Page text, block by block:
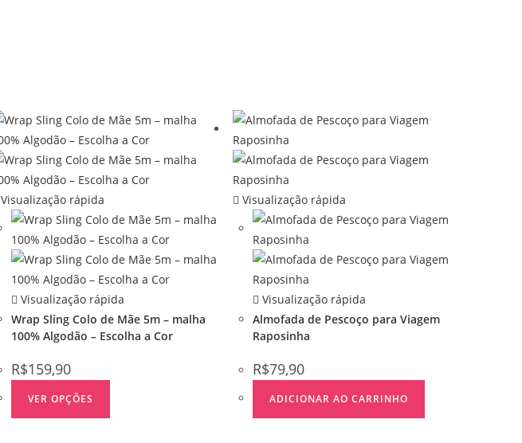
Visualização rápida
Visualização rápida
Wrap Sling Colo de Mãe 5m – malha
100% Algodão – Escolha a Cor
R$159,90
VER OPÇÕES
Visualização rápida
Visualização rápida
Almofada de Pescoço para Viagem
Raposinha
R$79,90
ADICIONAR AO CARRINHO